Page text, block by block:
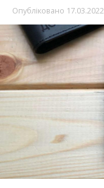
Опубліковано 17.03.2022